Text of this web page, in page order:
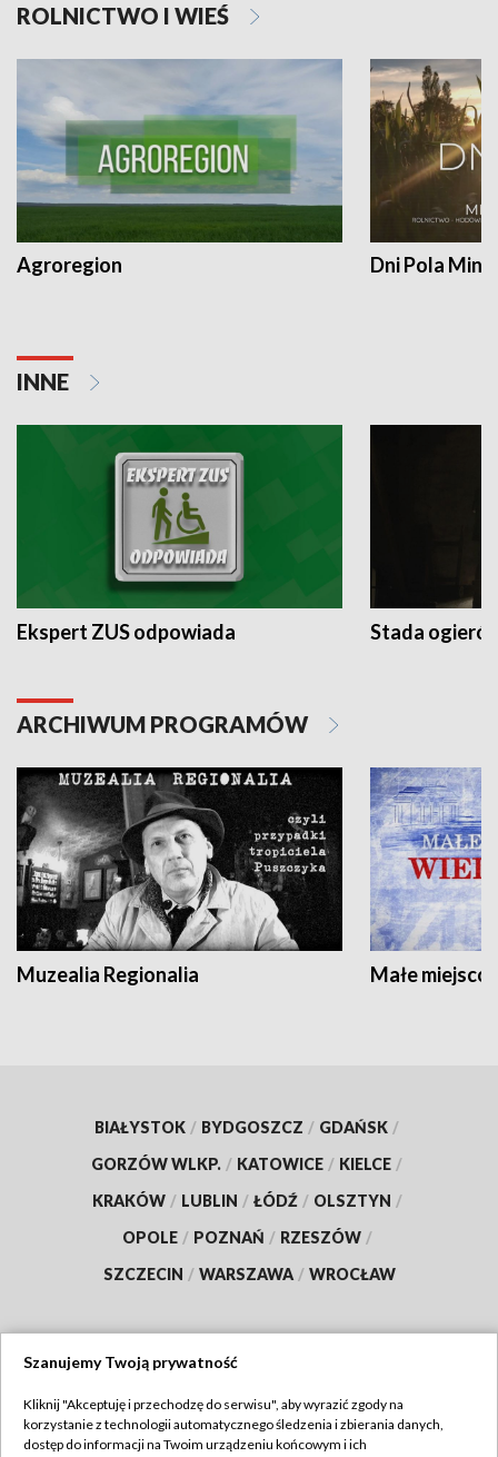
ROLNICTWO I WIEŚ
Agroregion Dni Pola
INNE
Ekspert ZUS odpowiada Stada
ARCHIWUM PROGRAMÓW
Muzealia Regionalia Małe
BIAŁYSTOK / BYDGOSZCZ / GDAŃSK /
GORZÓW WLKP. / KATOWICE / KIELCE /
KRAKÓW / LUBLIN / ŁÓDŹ / OLSZTYN /
OPOLE / POZNAŃ / RZESZÓW /
SZCZECIN / WARSZAWA / WROCŁAW
TVP
Szanujemy Twoją prywatność
Kliknij "Akceptuję i przechodzę do serwisu", aby wyrazić zgody na
korzystanie z technologii automatycznego śledzenia i zbierania danych,
dostęp do informacji na Twoim urządzeniu końcowym i ich